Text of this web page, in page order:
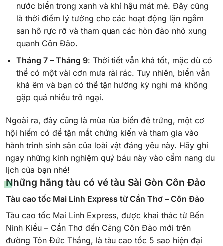
nước biển trong xanh và khí hậu mát mẻ. Đây cũng
là thời điểm lý tưởng cho các hoạt động lặn ngắm
san hô rực rỡ và tham quan các hòn đảo nhỏ xung
quanh Côn Đảo.
Tháng 7 – Tháng 9: Thời tiết vẫn khá tốt, mặc dù có
thể có một vài cơn mưa rải rác. Tuy nhiên, biển vẫn
khá êm và bạn có thể tận hưởng kỳ nghỉ mà không
gặp quá nhiều trở ngại.
Ngoài ra, đây cũng là mùa rùa biển đẻ trứng, một cơ
hội hiếm có để tận mắt chứng kiến và tham gia vào
hành trình sinh sản của loài vật đáng yêu này. Hãy ghi
ngay những kinh nghiệm quý báu này vào cẩm nang du
lịch của bạn nhé!
Những hãng tàu có vé tàu Sài Gòn Côn Đảo
Tàu cao tốc Mai Linh Express từ Cần Thơ – Côn Đảo
Tàu cao tốc Mai Linh Express, được khai thác từ Bến
Ninh Kiều – Cần Thơ đến Cảng Côn Đảo mới trên
đường Tôn Đức Thắng, là tàu cao tốc 5 sao hiện đại